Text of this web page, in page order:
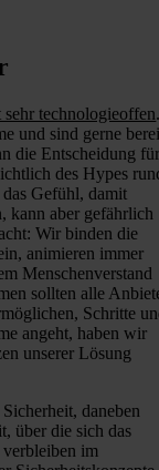
technologieoffen
und sind gerne
die Entscheidung
des Hypes
Gefühl, damit
kann aber gefährlich
Wir binden die
animieren immer
Menschenverstand
sollten alle
Schritte
angeht, haben wir
unserer Lösung
daneben
über die sich das
im